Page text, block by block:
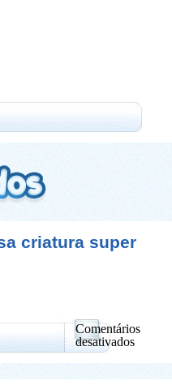
criatura super
Comentários
desativados
em